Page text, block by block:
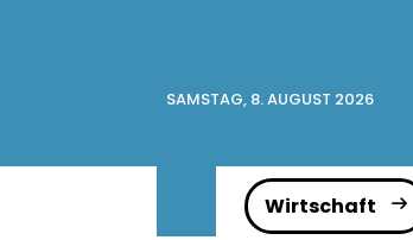
SAMSTAG, 8. AUGUST 2026
Wirtschaft